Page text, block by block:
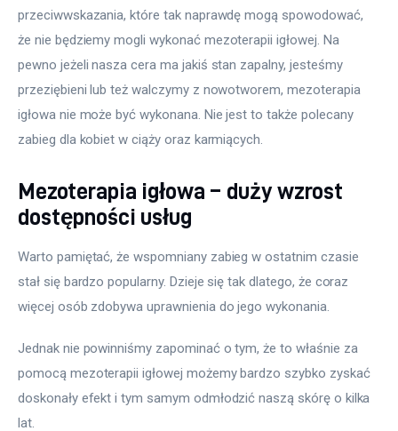
przeciwwskazania, które tak naprawdę mogą spowodować,
że nie będziemy mogli wykonać mezoterapii igłowej. Na
pewno jeżeli nasza cera ma jakiś stan zapalny, jesteśmy
przeziębieni lub też walczymy z nowotworem, mezoterapia
igłowa nie może być wykonana. Nie jest to także polecany
zabieg dla kobiet w ciąży oraz karmiących.
Mezoterapia igłowa – duży wzrost
dostępności usług
Warto pamiętać, że wspomniany zabieg w ostatnim czasie
stał się bardzo popularny. Dzieje się tak dlatego, że coraz
więcej osób zdobywa uprawnienia do jego wykonania.
Jednak nie powinniśmy zapominać o tym, że to właśnie za
pomocą mezoterapii igłowej możemy bardzo szybko zyskać
doskonały efekt i tym samym odmłodzić naszą skórę o kilka
lat.